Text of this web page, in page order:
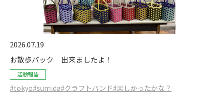
2026.07.19
お散歩バック 出来ましたよ！
活動報告
#tokyo#sumida#クラフトバンド#楽しかったかな？